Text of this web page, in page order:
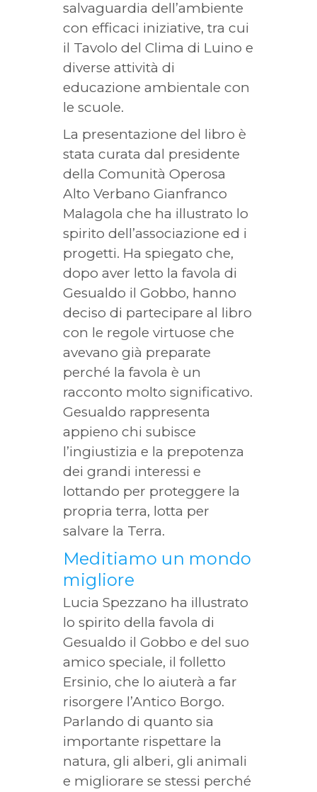
salvaguardia dell’ambiente
con efficaci iniziative, tra cui
il Tavolo del Clima di Luino e
diverse attività di
educazione ambientale con
le scuole.
La presentazione del libro è
stata curata dal presidente
della Comunità Operosa
Alto Verbano Gianfranco
Malagola che ha illustrato lo
spirito dell’associazione ed i
progetti. Ha spiegato che,
dopo aver letto la favola di
Gesualdo il Gobbo, hanno
deciso di partecipare al libro
con le regole virtuose che
avevano già preparate
perché la favola è un
racconto molto significativo.
Gesualdo rappresenta
appieno chi subisce
l’ingiustizia e la prepotenza
dei grandi interessi e
lottando per proteggere la
propria terra, lotta per
salvare la Terra.
Meditiamo un mondo
migliore
Lucia Spezzano ha illustrato
lo spirito della favola di
Gesualdo il Gobbo e del suo
amico speciale, il folletto
Ersinio, che lo aiuterà a far
risorgere l’Antico Borgo.
Parlando di quanto sia
importante rispettare la
natura, gli alberi, gli animali
e migliorare se stessi perché